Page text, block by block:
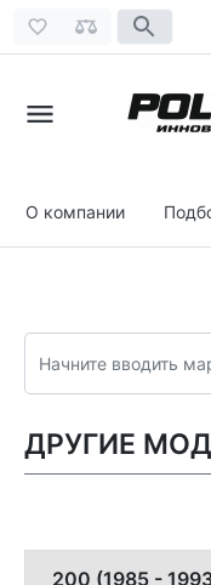
О компании
ДРУГИЕ
200 (1985 -